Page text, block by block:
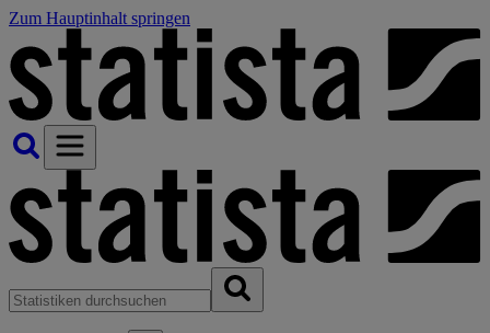
Zum Hauptinhalt springen